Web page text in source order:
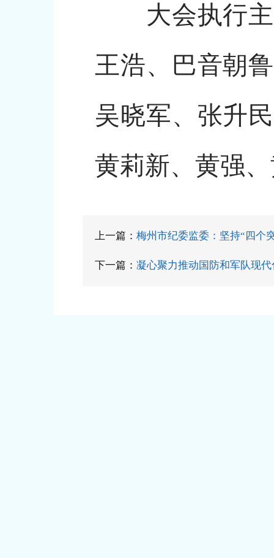
大会执行主
王浩、巴音朝
吴晓军、张升
黄莉新、黄强
上一篇： 梅州市纪委监委：坚持“四个
下一篇： 凝心聚力推动国防和军队现